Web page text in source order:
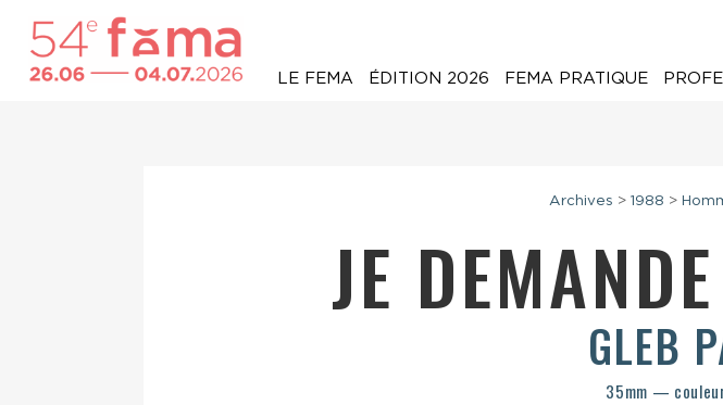
LE FEMA ÉDITION 2026 FEMA PRATIQUE
Archives > 1988 >
JE
GLEB
35mm —